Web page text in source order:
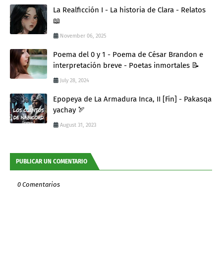
La Realficción I - La historia de Clara - Relatos
📖
November 06, 2025
Poema del 0 y 1 - Poema de César Brandon e
interpretación breve - Poetas inmortales 📝
July 28, 2024
Epopeya de La Armadura Inca, II [Fin] - Pakasqa
yachay 🏹
August 31, 2023
PUBLICAR UN COMENTARIO
0 Comentarios